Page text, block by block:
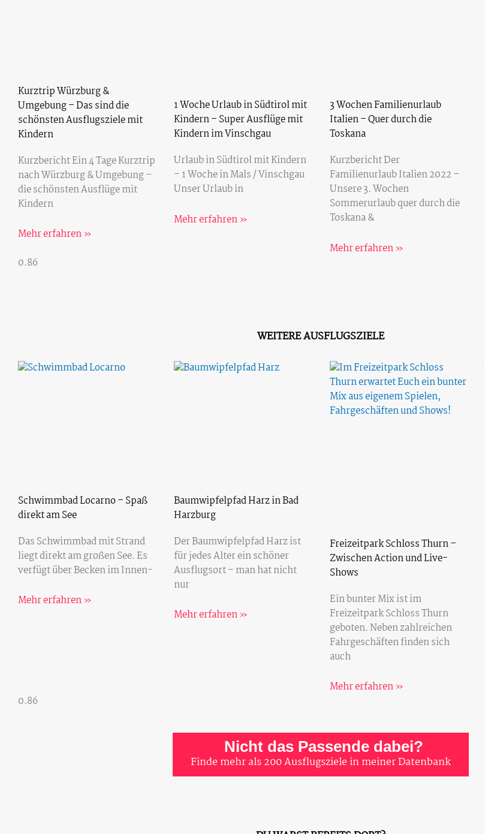
Kurztrip Würzburg &
Umgebung – Das sind die
schönsten Ausflugsziele mit
Kindern
Kurzbericht Ein 4 Tage Kurztrip
nach Würzburg & Umgebung –
die schönsten Ausflüge mit
Kindern
Mehr erfahren »
1 Woche Urlaub in Südtirol mit
Kindern – Super Ausflüge mit
Kindern im Vinschgau
Urlaub in Südtirol mit Kindern
– 1 Woche in Mals / Vinschgau
Unser Urlaub in
Mehr erfahren »
3 Wochen Familienurlaub
Italien – Quer durch die
Toskana
Kurzbericht Der
Familienurlaub Italien 2022 –
Unsere 3. Wochen
Sommerurlaub quer durch die
Toskana &
Mehr erfahren »
WEITERE AUSFLUGSZIELE
Schwimmbad Locarno – Spaß
direkt am See
Das Schwimmbad mit Strand
liegt direkt am großen See. Es
verfügt über Becken im Innen-
Mehr erfahren »
Baumwipfelpfad Harz in Bad
Harzburg
Der Baumwipfelpfad Harz ist
für jedes Alter ein schöner
Ausflugsort – man hat nicht
nur
Mehr erfahren »
Freizeitpark Schloss Thurn –
Zwischen Action und Live-
Shows
Ein bunter Mix ist im
Freizeitpark Schloss Thurn
geboten. Neben zahlreichen
Fahrgeschäften finden sich
auch
Mehr erfahren »
Nicht das Passende dabei?
Finde mehr als 200 Ausflugsziele in meiner Datenbank